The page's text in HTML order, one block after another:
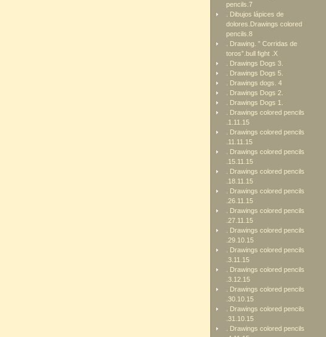
pencils.7
. Dibujos lápices de
dolores.Drawings colored
pencils.8
. Drawing. ” Corridas de
toros”.bull fight .X
. Drawings Dogs 3.
. Drawings Dogs 5.
. Drawings dogs. 4
. Drawings Dogs 2.
. Drawings Dogs 1.
. Drawings colored pencils
.1.11.15
. Drawings colored pencils
.11.11.15
. Drawings colored pencils
.15.11.15
. Drawings colored pencils
.18.11.15
. Drawings colored pencils
.26.11.15
. Drawings colored pencils
.27.11.15
. Drawings colored pencils
.29.10.15
. Drawings colored pencils
.3.11.15
. Drawings colored pencils
.3.12.15
. Drawings colored pencils
.30.10.15
. Drawings colored pencils
.31.10.15
. Drawings colored pencils